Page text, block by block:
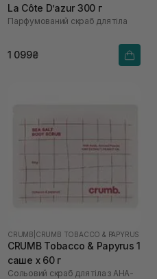
La Côte D’azur 300 г
Парфумований скраб для тіла
1 099₴
CRUMB CRUMB TOBACCO & PAPYRUS
CRUMB Tobacco & Papyrus 1
саше х 60 г
Сольовий скраб для тіла з AHA-